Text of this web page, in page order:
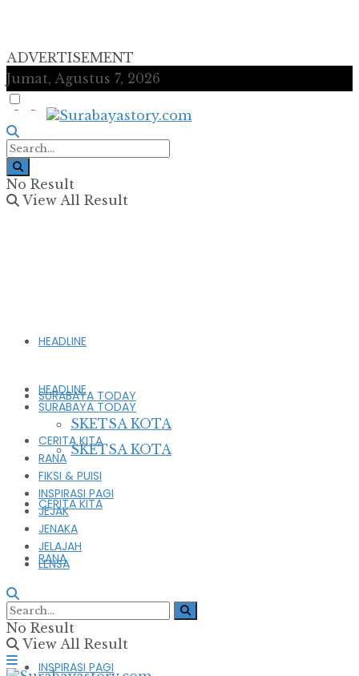
ADVERTISEMENT
Jumat, Agustus 7, 2026
No Result
View All Result
HEADLINE
SURABAYA TODAY
SKETSA KOTA
CERITA KITA
RANA
FIKSI & PUISI
INSPIRASI PAGI
HEADLINE
SURABAYA TODAY
SKETSA KOTA
CERITA KITA
RANA
FIKSI & PUISI
INSPIRASI PAGI
JEJAK
JENAKA
JELAJAH
LENSA
No Result
View All Result